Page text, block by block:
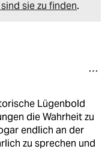
sie zu finden.
Lügenbold
die Wahrheit zu
endlich an der
zu sprechen und